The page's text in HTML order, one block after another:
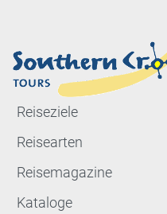
Reiseziele
Reisearten
Reisemagazine
Kataloge